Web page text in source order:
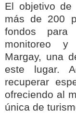
El objetivo
más de 200
fondos
monitoreo y
Margay, una
este lugar.
recuperar
ofreciendo al
única de